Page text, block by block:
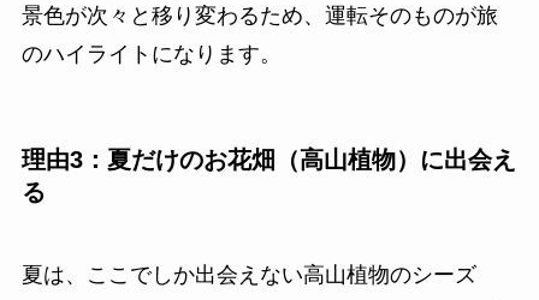
景色が次々と移り変わるため、運転そのものが旅
のハイライトになります。
理由3：夏だけのお花畑（高山植物）に出会え
る
夏は、ここでしか出会えない高山植物のシーズ